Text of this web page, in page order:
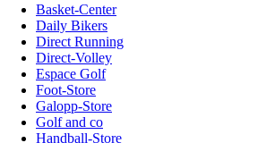
Basket-Center
Daily Bikers
Direct Running
Direct-Volley
Espace Golf
Foot-Store
Galopp-Store
Golf and co
Handball-Store